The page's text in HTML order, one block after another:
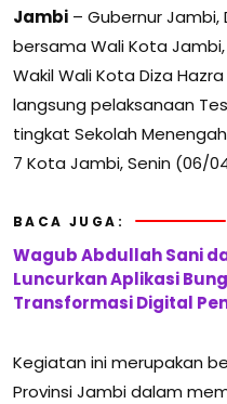
Jambi – Gubernur Jambi,
bersama Wali Kota Jambi,
Wakil Wali Kota Diza Hazra
langsung pelaksanaan
tingkat Sekolah
7 Kota Jambi, Senin (06/
BACA JUGA:
Wagub Abdullah Sani
Luncurkan Aplikasi
Transformasi Digital
Kegiatan ini merupakan
Provinsi Jambi dalam